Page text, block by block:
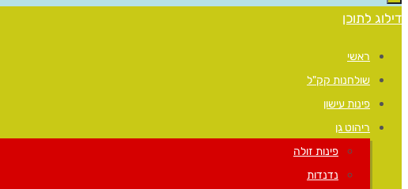
דילוג לתוכן
ראשי
שולחנות קק"ל
פינות עישון
ריהוט גן
פינות זולה
נדנדות